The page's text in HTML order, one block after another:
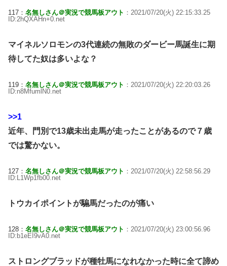
117： 名無しさん＠実況で競馬板アウト ：2021/07/20(火) 22:15:33.25
ID:2hQXAHn+0.net
マイネルソロモンの3代連続の無敗のダービー馬誕生に期
待してた奴は多いよな？
119： 名無しさん＠実況で競馬板アウト ：2021/07/20(火) 22:20:03.26
ID:n8MfumlN0.net
>>1
近年、門別で13歳未出走馬が走ったことがあるので７歳
では驚かない。
127： 名無しさん＠実況で競馬板アウト ：2021/07/20(火) 22:58:56.29
ID:L1Wp1fb00.net
トウカイポイントが騸馬だったのが痛い
128： 名無しさん＠実況で競馬板アウト ：2021/07/20(火) 23:00:56.96
ID:b1eEI9vA0.net
ストロングブラッドが種牡馬になれなかった時に全て諦め